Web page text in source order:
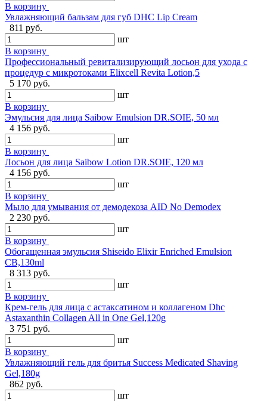
В корзину
Увлажняющий бальзам для губ DHC Lip Cream
811 руб.
шт
В корзину
Профессиональный ревитализирующий лосьон для ухода с
процедур с микротоками Elixcell Revita Lotion,5
5 170 руб.
шт
В корзину
Эмульсия для лица Saibow Emulsion DR.SOIE, 50 мл
4 156 руб.
шт
В корзину
Лосьон для лица Saibow Lotion DR.SOIE, 120 мл
4 156 руб.
шт
В корзину
Мыло для умывания от демодекоза AID No Demodex
2 230 руб.
шт
В корзину
Обогащенная эмульсия Shiseido Elixir Enriched Emulsion
CB,130ml
8 313 руб.
шт
В корзину
Крем-гель для лица с астаксатином и коллагеном Dhc
Astaxanthin Collagen All in One Gel,120g
3 751 руб.
шт
В корзину
Увлажняющий гель для бритья Success Medicated Shaving
Gel,180g
862 руб.
шт